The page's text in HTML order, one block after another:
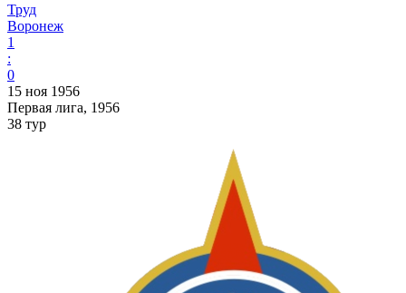
Труд
Воронеж
1
:
0
15 ноя 1956
Первая лига, 1956
38 тур